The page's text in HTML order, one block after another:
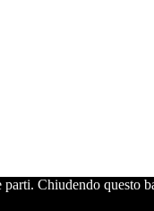
Chiudendo questo